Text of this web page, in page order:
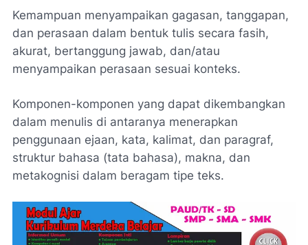
Kemampuan menyampaikan gagasan, tanggapan,
dan perasaan dalam bentuk tulis secara fasih,
akurat, bertanggung jawab, dan/atau
menyampaikan perasaan sesuai konteks.
Komponen-komponen yang dapat dikembangkan
dalam menulis di antaranya menerapkan
penggunaan ejaan, kata, kalimat, dan paragraf,
struktur bahasa (tata bahasa), makna, dan
metakognisi dalam beragam tipe teks.